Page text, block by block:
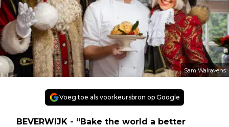
Sam Walravens
Voeg toe als voorkeursbron op Google
BEVERWIJK - “Bake the world a better